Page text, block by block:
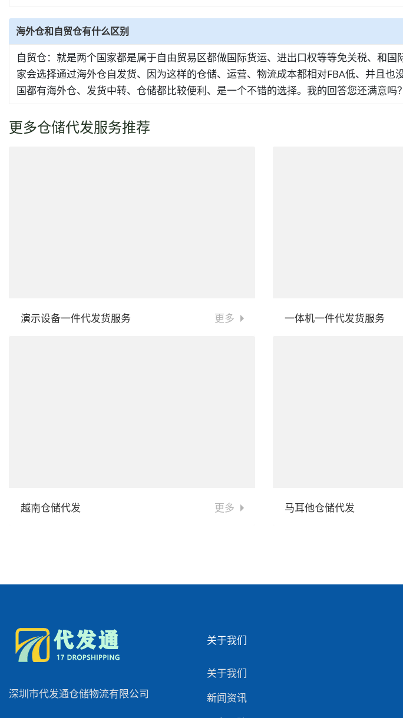
海外仓和自贸仓有什么区别
自贸仓：就是两个国家都是属于自由贸易区都做国际货运、进出口权等等免关税、和
家会选择通过海外仓自发货、因为这样的仓储、运营、物流成本都相对FBA低、并且
国都有海外仓、发货中转、仓储都比较便利、是一个不错的选择。我的回答您还满意吗
更多仓储代发服务推荐
演示设备一件代发货服务 更多 一体机一件代发货服务
越南仓储代发 更多 马耳他仓储代发
深圳市代发通仓储物流有限公司
关于我们
关于我们
新闻资讯